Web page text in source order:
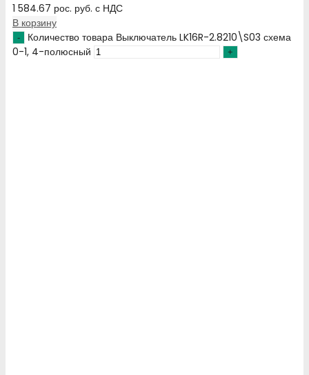
1 584.67 рос. руб. с НДС
В корзину
Количество товара Выключатель LK16R-2.8210\S03 схема
0-1, 4-полюсный